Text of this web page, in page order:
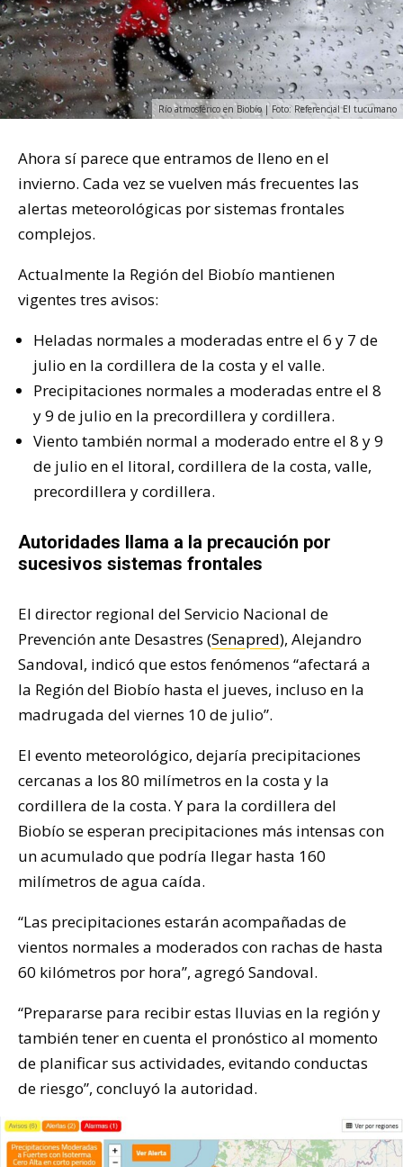
Río atmosférico en Biobío | Foto: Referencial El tucumano
Ahora sí parece que entramos de lleno en el
invierno. Cada vez se vuelven más frecuentes las
alertas meteorológicas por sistemas frontales
complejos.
Actualmente la Región del Biobío mantienen
vigentes tres avisos:
Heladas normales a moderadas entre el 6 y 7 de
julio en la cordillera de la costa y el valle.
Precipitaciones normales a moderadas entre el 8
y 9 de julio en la precordillera y cordillera.
Viento también normal a moderado entre el 8 y 9
de julio en el litoral, cordillera de la costa, valle,
precordillera y cordillera.
Autoridades llama a la precaución por
sucesivos sistemas frontales
El director regional del Servicio Nacional de
Prevención ante Desastres (Senapred), Alejandro
Sandoval, indicó que estos fenómenos “afectará a
la Región del Biobío hasta el jueves, incluso en la
madrugada del viernes 10 de julio”.
El evento meteorológico, dejaría precipitaciones
cercanas a los 80 milímetros en la costa y la
cordillera de la costa. Y para la cordillera del
Biobío se esperan precipitaciones más intensas con
un acumulado que podría llegar hasta 160
milímetros de agua caída.
“Las precipitaciones estarán acompañadas de
vientos normales a moderados con rachas de hasta
60 kilómetros por hora”, agregó Sandoval.
“Prepararse para recibir estas lluvias en la región y
también tener en cuenta el pronóstico al momento
de planificar sus actividades, evitando conductas
de riesgo”, concluyó la autoridad.